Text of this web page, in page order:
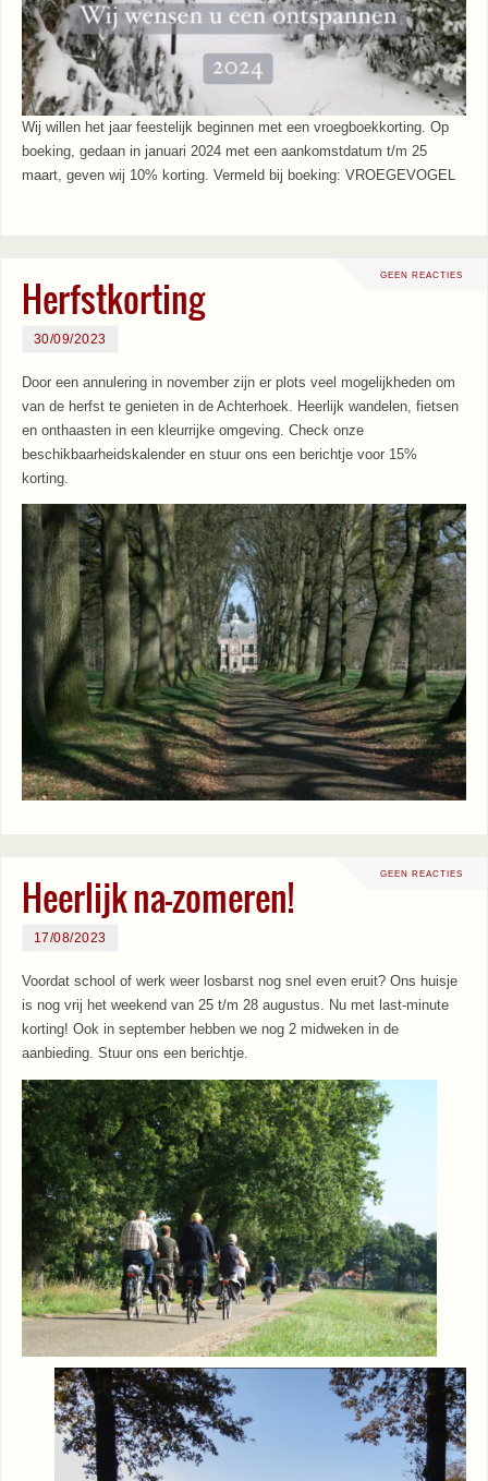
Wij willen het jaar feestelijk beginnen met een vroegboekkorting. Op
boeking, gedaan in januari 2024 met een aankomstdatum t/m 25
maart, geven wij 10% korting. Vermeld bij boeking: VROEGEVOGEL
GEEN REACTIES
Herfstkorting
30/09/2023
Door een annulering in november zijn er plots veel mogelijkheden om
van de herfst te genieten in de Achterhoek. Heerlijk wandelen, fietsen
en onthaasten in een kleurrijke omgeving. Check onze
beschikbaarheidskalender en stuur ons een berichtje voor 15%
korting.
GEEN REACTIES
Heerlijk na-zomeren!
17/08/2023
Voordat school of werk weer losbarst nog snel even eruit? Ons huisje
is nog vrij het weekend van 25 t/m 28 augustus. Nu met last-minute
korting! Ook in september hebben we nog 2 midweken in de
aanbieding. Stuur ons een berichtje.